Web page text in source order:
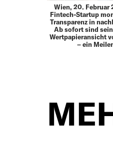
Wien, 20. Februar
Fintech-Startup
Transparenz in
Ab sofort sind
Wertpapieransicht
– ein